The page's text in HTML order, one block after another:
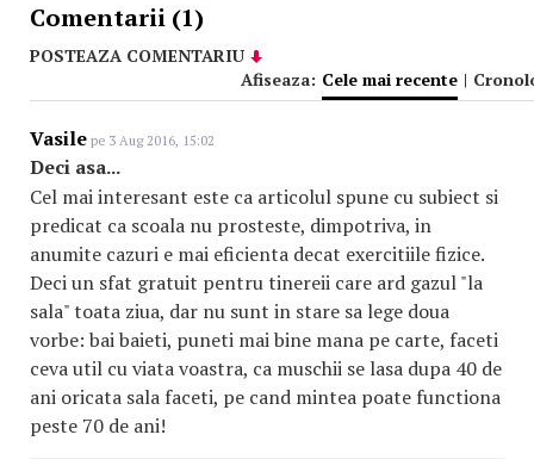
Comentarii (1)
POSTEAZA COMENTARIU
Afiseaza: Cele mai recente |
Vasile pe 3 Aug 2016, 15:02
Deci asa...
Cel mai interesant este ca articolul spune cu subiect si
predicat ca scoala nu prosteste, dimpotriva, in
anumite cazuri e mai eficienta decat exercitiile fizice.
Deci un sfat gratuit pentru tinereii care ard gazul "la
sala" toata ziua, dar nu sunt in stare sa lege doua
vorbe: bai baieti, puneti mai bine mana pe carte, faceti
ceva util cu viata voastra, ca muschii se lasa dupa 40 de
ani oricata sala faceti, pe cand mintea poate functiona
peste 70 de ani!